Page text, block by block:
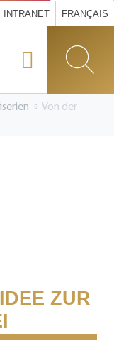
INTRANET FRANÇAIS
Von der
ZUR